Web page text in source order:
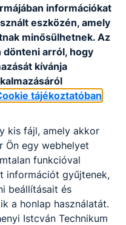
információkat
eszközén, amely
minősülhetnek. Az
dönteni arról, hogy
kívánja
tájékoztatóban
kis fájl, amely akkor
Ön egy webhelyet
funkcióval
információt gyűjtenek,
beállításait és
a honlap használatát.
Istcván Technikum